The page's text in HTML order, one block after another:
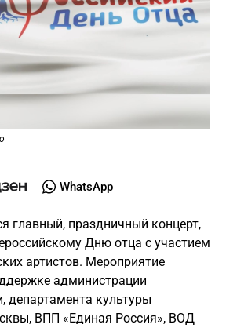
WhatsApp
главный, праздничный концерт,
Дню отца с участием
артистов. Мероприятие
администрации
департамента культуры
ВПП «Единая Россия», ВОД